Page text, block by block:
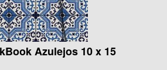
Azulejos 10 x 15